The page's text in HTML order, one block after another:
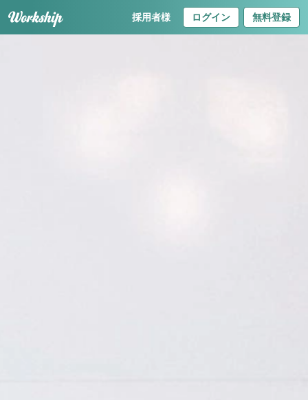
採用者様 ログイン 無料登録